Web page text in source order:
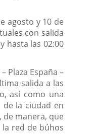
agosto y 10 de
con salida
hasta las 02:00
Plaza España –
salida a las
así como una
de la ciudad en
manera, que
la red de búhos